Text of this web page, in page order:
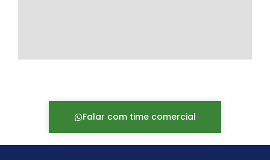
Falar com time comercial